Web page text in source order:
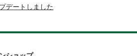
デートしました